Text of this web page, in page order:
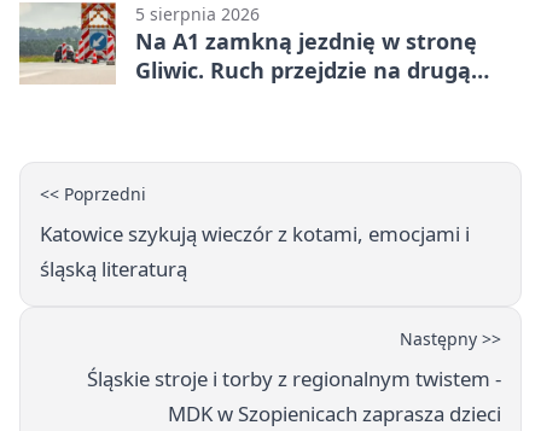
5 sierpnia 2026
Na A1 zamkną jezdnię w stronę
Gliwic. Ruch przejdzie na drugą
<< Poprzedni
Katowice szykują wieczór z kotami, emocjami i
śląską literaturą
Następny >>
Śląskie stroje i torby z regionalnym twistem -
MDK w Szopienicach zaprasza dzieci